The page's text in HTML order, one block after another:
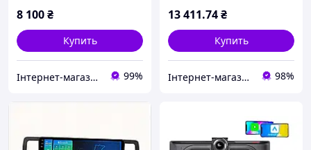
8 100₴
Купить
Інтернет-магазин "Запчастини до авто і не тільки" 99%
13 411.74₴
Купить
Інтернет-магазин NeonLemon 98%